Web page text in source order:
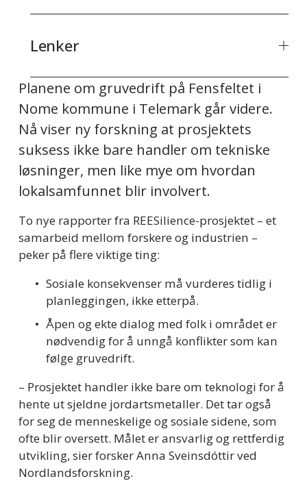
Lenker
Planene om gruvedrift på Fensfeltet i
Nome kommune i Telemark går videre.
Nå viser ny forskning at prosjektets
suksess ikke bare handler om tekniske
løsninger, men like mye om hvordan
lokalsamfunnet blir involvert.
To nye rapporter fra REESilience-prosjektet – et
samarbeid mellom forskere og industrien –
peker på flere viktige ting:
Sosiale konsekvenser må vurderes tidlig i
planleggingen, ikke etterpå.
Åpen og ekte dialog med folk i området er
nødvendig for å unngå konflikter som kan
følge gruvedrift.
– Prosjektet handler ikke bare om teknologi for å
hente ut sjeldne jordartsmetaller. Det tar også
for seg de menneskelige og sosiale sidene, som
ofte blir oversett. Målet er ansvarlig og rettferdig
utvikling, sier forsker Anna Sveinsdóttir ved
Nordlandsforskning.